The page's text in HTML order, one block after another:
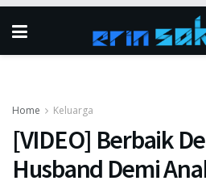
Home Keluarga
[VIDEO] Berbaik
Husband Demi